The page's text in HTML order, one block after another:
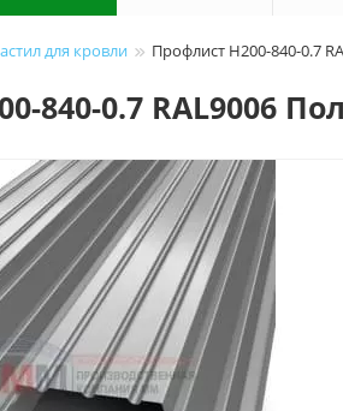
для кровли Профлист Н200-840-0.7
840-0.7 RAL9006